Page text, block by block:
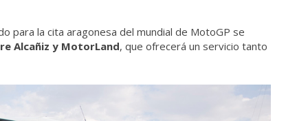
para la cita aragonesa del mundial de MotoGP se
Alcañiz y MotorLand, que ofrecerá un servicio tanto